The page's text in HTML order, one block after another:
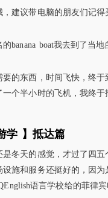
建议带电脑的朋友们记得
banana boat我去到了当地
的东西，时间飞快，终
个半小时的飞机，我终于
学 】抵达篇
冬天的感觉，才过了四五
施和服务还挺好的，因
语言学校给的菲律